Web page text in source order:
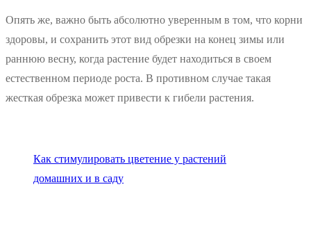
Опять же, важно быть абсолютно уверенным в том, что корни
здоровы, и сохранить этот вид обрезки на конец зимы или
раннюю весну, когда растение будет находиться в своем
естественном периоде роста. В противном случае такая
жесткая обрезка может привести к гибели растения.
Как стимулировать цветение у растений
домашних и в саду